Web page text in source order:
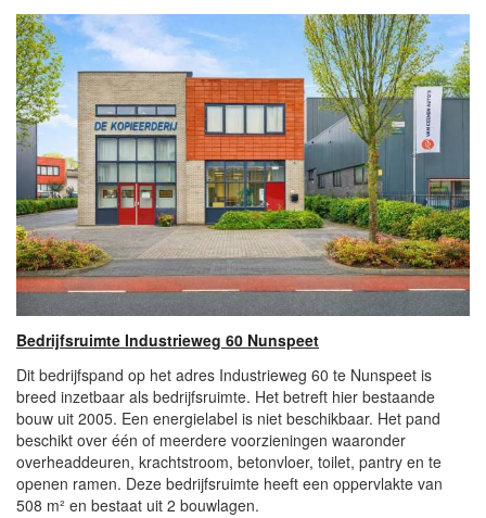
Bedrijfsruimte Industrieweg 60 Nunspeet
Dit bedrijfspand op het adres Industrieweg 60 te Nunspeet is
breed inzetbaar als bedrijfsruimte. Het betreft hier bestaande
bouw uit 2005. Een energielabel is niet beschikbaar. Het pand
beschikt over één of meerdere voorzieningen waaronder
overheaddeuren, krachtstroom, betonvloer, toilet, pantry en te
openen ramen. Deze bedrijfsruimte heeft een oppervlakte van
508 m² en bestaat uit 2 bouwlagen.